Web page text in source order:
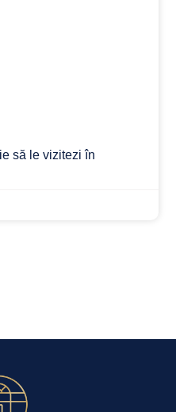
să le vizitezi în